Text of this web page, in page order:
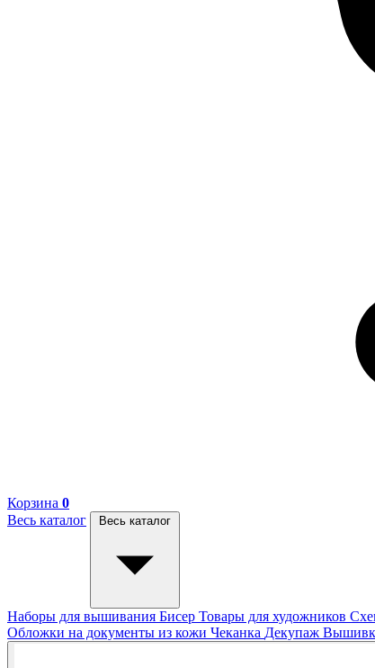
Корзина 0
Весь каталог
Весь каталог
Наборы для вышивания Бисер Товары для художников
Обложки на документы из кожи Чеканка Декупаж